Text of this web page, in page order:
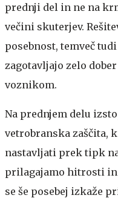
prednji del in ne na
večini skuterjev.
posebnost, temveč
zagotavljajo zelo
voznikom.
Na prednjem delu
vetrobranska zaščita,
nastavljati prek tipk
prilagajamo hitrosti
se še posebej izkaže